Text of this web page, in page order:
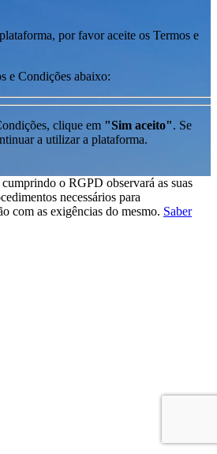
por favor aceite os Termos e
e Condições abaixo:
clique em "Sim aceito". Se
a utilizar a plataforma.
o RGPD observará as suas
necessários para
com as exigências do mesmo. Saber